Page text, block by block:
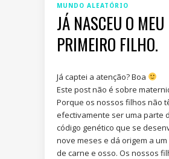
MUNDO ALEATÓRIO
JÁ NASCEU O MEU
PRIMEIRO FILHO.
Já captei a atenção? Boa
Este post não é sobre
Porque os nossos filhos não
efectivamente ser uma parte
código genético que se
nove meses e dá origem a
de carne e osso. Os nossos